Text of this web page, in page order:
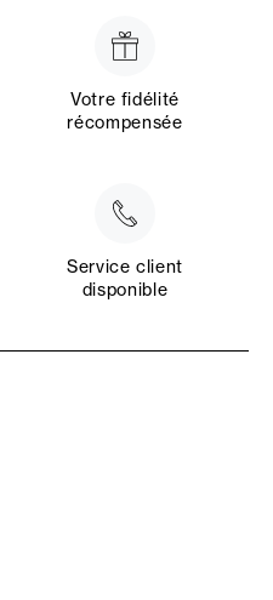
Votre fidélité
récompensée
Service client
disponible